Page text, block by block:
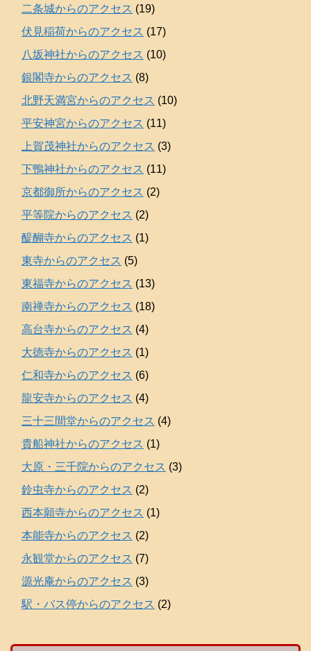
二条城からのアクセス (19)
伏見稲荷からのアクセス (17)
八坂神社からのアクセス (10)
銀閣寺からのアクセス (8)
北野天満宮からのアクセス (10)
平安神宮からのアクセス (11)
上賀茂神社からのアクセス (3)
下鴨神社からのアクセス (11)
京都御所からのアクセス (2)
平等院からのアクセス (2)
醍醐寺からのアクセス (1)
東寺からのアクセス (5)
東福寺からのアクセス (13)
南禅寺からのアクセス (18)
高台寺からのアクセス (4)
大徳寺からのアクセス (1)
仁和寺からのアクセス (6)
龍安寺からのアクセス (4)
三十三間堂からのアクセス (4)
貴船神社からのアクセス (1)
大原・三千院からのアクセス (3)
鈴虫寺からのアクセス (2)
西本願寺からのアクセス (1)
本能寺からのアクセス (2)
永観堂からのアクセス (7)
源光庵からのアクセス (3)
駅・バス停からのアクセス (2)